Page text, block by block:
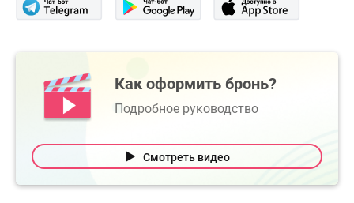
Как оформить бронь?
Подробное руководство
Смотреть видео